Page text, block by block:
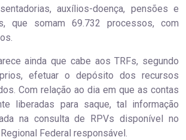
auxílios-doença, pensões e
que somam 69.732 processos, com
ainda que cabe aos TRFs, segundo
efetuar o depósito dos recursos
Com relação ao dia em que as contas
liberadas para saque, tal informação
na consulta de RPVs disponível no
Federal responsável.